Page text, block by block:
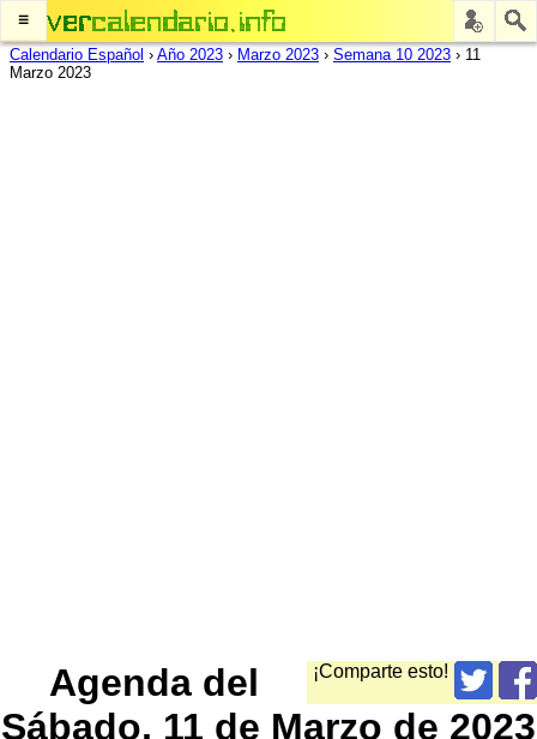
≡
Calendario Español › Año 2023 › Marzo 2023 › Semana 10 2023 › 11
Marzo 2023
¡Comparte esto!
Agenda del
Sábado, 11 de Marzo de 2023